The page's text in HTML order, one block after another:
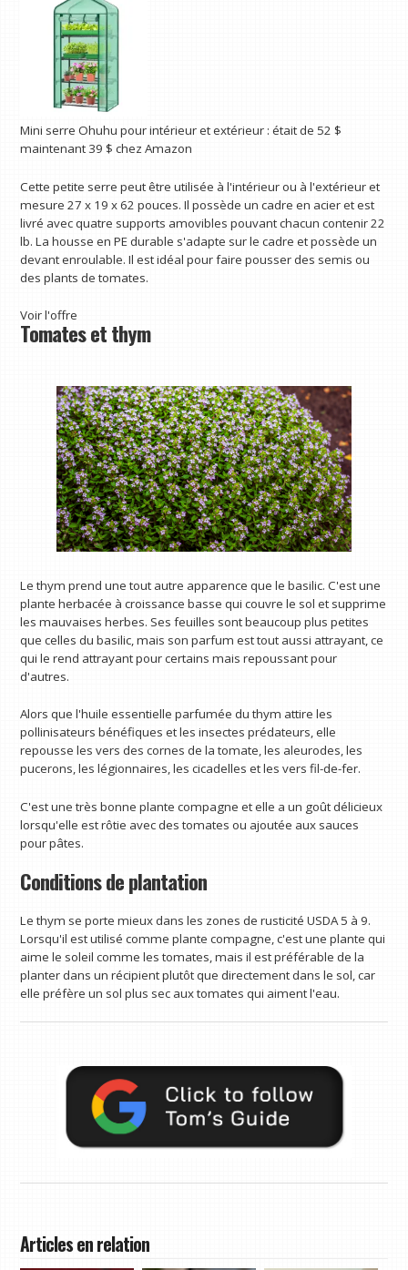
Mini serre Ohuhu pour intérieur et extérieur : était de 52 $
maintenant 39 $ chez Amazon
Cette petite serre peut être utilisée à l'intérieur ou à l'extérieur et
mesure 27 x 19 x 62 pouces. Il possède un cadre en acier et est
livré avec quatre supports amovibles pouvant chacun contenir 22
lb. La housse en PE durable s'adapte sur le cadre et possède un
devant enroulable. Il est idéal pour faire pousser des semis ou
des plants de tomates.
Voir l'offre
Tomates et thym
Le thym prend une tout autre apparence que le basilic. C'est une
plante herbacée à croissance basse qui couvre le sol et supprime
les mauvaises herbes. Ses feuilles sont beaucoup plus petites
que celles du basilic, mais son parfum est tout aussi attrayant, ce
qui le rend attrayant pour certains mais repoussant pour
d'autres.
Alors que l'huile essentielle parfumée du thym attire les
pollinisateurs bénéfiques et les insectes prédateurs, elle
repousse les vers des cornes de la tomate, les aleurodes, les
pucerons, les légionnaires, les cicadelles et les vers fil-de-fer.
C'est une très bonne plante compagne et elle a un goût délicieux
lorsqu'elle est rôtie avec des tomates ou ajoutée aux sauces
pour pâtes.
Conditions de plantation
Le thym se porte mieux dans les zones de rusticité USDA 5 à 9.
Lorsqu'il est utilisé comme plante compagne, c'est une plante qui
aime le soleil comme les tomates, mais il est préférable de la
planter dans un récipient plutôt que directement dans le sol, car
elle préfère un sol plus sec aux tomates qui aiment l'eau.
Articles en relation